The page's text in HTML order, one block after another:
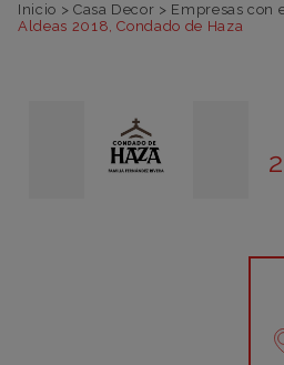
Inicio > Casa Decor > Empresas con
Aldeas 2018, Condado de Haza